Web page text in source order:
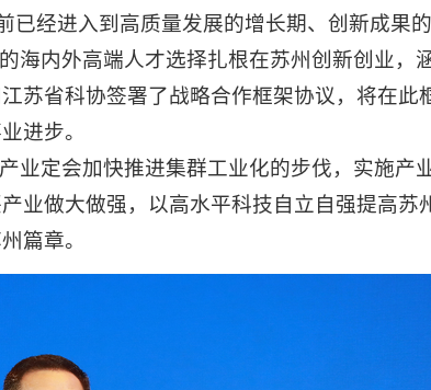
经进入到高质量发展的增长期、创新成果的
内外高端人才选择扎根在苏州创新创业，
苏省科协签署了战略合作框架协议，将在此
进步。
定会加快推进集群工业化的步伐，实施产
业做大做强，以高水平科技自立自强提高苏
篇章。